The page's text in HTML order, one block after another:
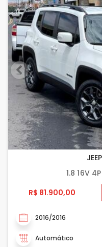
1.8 16V
R$ 81.900,00
2016/2016
Automático